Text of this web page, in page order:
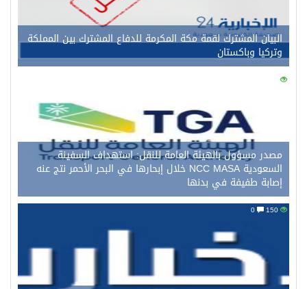
البيان المشترك لقمة مكة المكرمة للدفاع المشترك بين المملكة
وتركيا وباكستان
160
مصدر مسؤول بالهيئة العامة للنقل: استهداف السفينة
السعودية NCC MASA خلال إبحارها في البحر الأحمر نتج عنه
إصابة طفيفة في بدنها